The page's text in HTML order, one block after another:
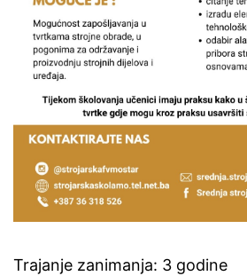
Trajanje zanimanja: 3 godine